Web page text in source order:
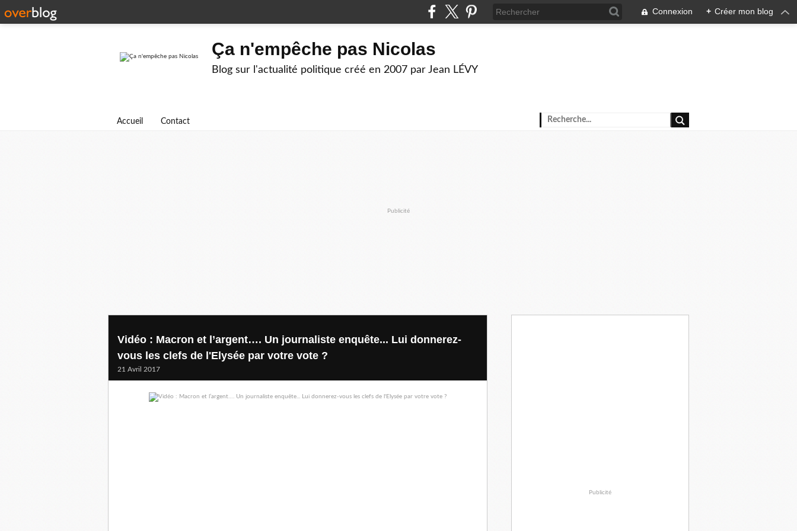
Connexion + Créer mon blog
Ça n'empêche pas Nicolas
Blog sur l'actualité politique créé en 2007 par Jean LÉVY
Accueil Contact
Publicité
Vidéo : Macron et l’argent…. Un journaliste enquête... Lui donnerez-
vous les clefs de l'Elysée par votre vote ?
21 Avril 2017
Publicité